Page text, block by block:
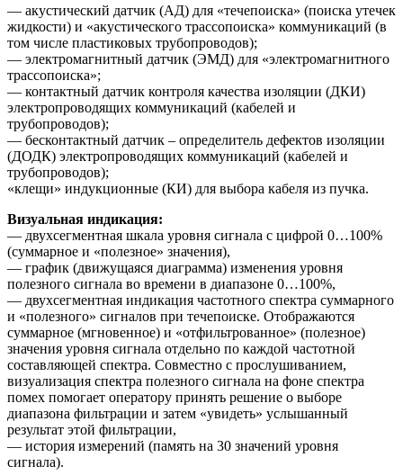
— акустический датчик (АД) для «течепоиска» (поиска утечек
жидкости) и «акустического трассопоиска» коммуникаций (в
том числе пластиковых трубопроводов);
— электромагнитный датчик (ЭМД) для «электромагнитного
трассопоиска»;
— контактный датчик контроля качества изоляции (ДКИ)
электропроводящих коммуникаций (кабелей и
трубопроводов);
— бесконтактный датчик – определитель дефектов изоляции
(ДОДК) электропроводящих коммуникаций (кабелей и
трубопроводов);
«клещи» индукционные (КИ) для выбора кабеля из пучка.
Визуальная индикация:
— двухсегментная шкала уровня сигнала с цифрой 0…100%
(суммарное и «полезное» значения),
— график (движущаяся диаграмма) изменения уровня
полезного сигнала во времени в диапазоне 0…100%,
— двухсегментная индикация частотного спектра суммарного
и «полезного» сигналов при течепоиске. Отображаются
суммарное (мгновенное) и «отфильтрованное» (полезное)
значения уровня сигнала отдельно по каждой частотной
составляющей спектра. Совместно с прослушиванием,
визуализация спектра полезного сигнала на фоне спектра
помех помогает оператору принять решение о выборе
диапазона фильтрации и затем «увидеть» услышанный
результат этой фильтрации,
— история измерений (память на 30 значений уровня
сигнала).